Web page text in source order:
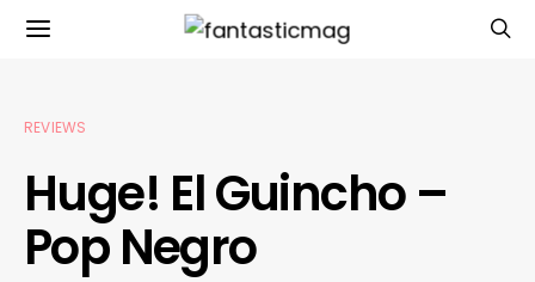
REVIEWS
Huge! El Guincho –
Pop Negro